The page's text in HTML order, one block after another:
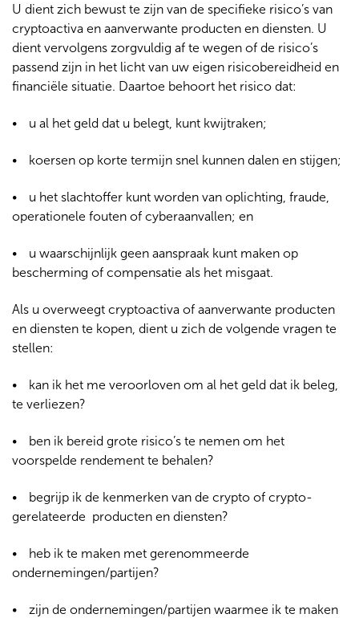
U dient zich bewust te zijn van de specifieke risico’s van
cryptoactiva en aanverwante producten en diensten. U
dient vervolgens zorgvuldig af te wegen of de risico’s
passend zijn in het licht van uw eigen risicobereidheid en
financiële situatie. Daartoe behoort het risico dat:
u al het geld dat u belegt, kunt kwijtraken;
koersen op korte termijn snel kunnen dalen en stijgen;
u het slachtoffer kunt worden van oplichting, fraude,
operationele fouten of cyberaanvallen; en
u waarschijnlijk geen aanspraak kunt maken op
bescherming of compensatie als het misgaat.
Als u overweegt cryptoactiva of aanverwante producten
en diensten te kopen, dient u zich de volgende vragen te
stellen:
kan ik het me veroorloven om al het geld dat ik beleg,
te verliezen?
ben ik bereid grote risico’s te nemen om het
voorspelde rendement te behalen?
begrijp ik de kenmerken van de crypto of crypto-
gerelateerde producten en diensten?
heb ik te maken met gerenommeerde
ondernemingen/partijen?
zijn de ondernemingen/partijen waarmee ik te maken